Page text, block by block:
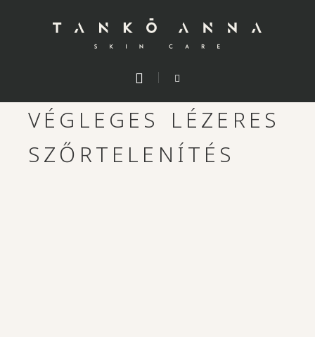
VÉGLEGES LÉZERES
SZŐRTELENÍTÉS